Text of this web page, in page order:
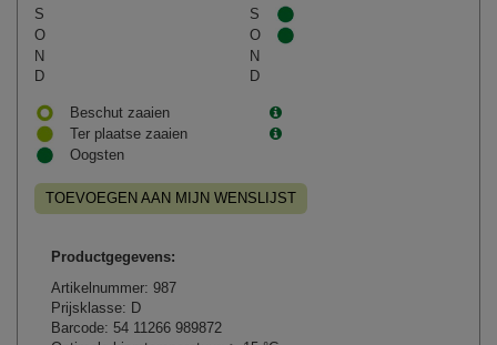
S
S
O
O
N
N
D
D
Beschut zaaien
Ter plaatse zaaien
Oogsten
TOEVOEGEN AAN MIJN WENSLIJST
Productgegevens:
Artikelnummer: 987
Prijsklasse: D
Barcode: 54 11266 989872